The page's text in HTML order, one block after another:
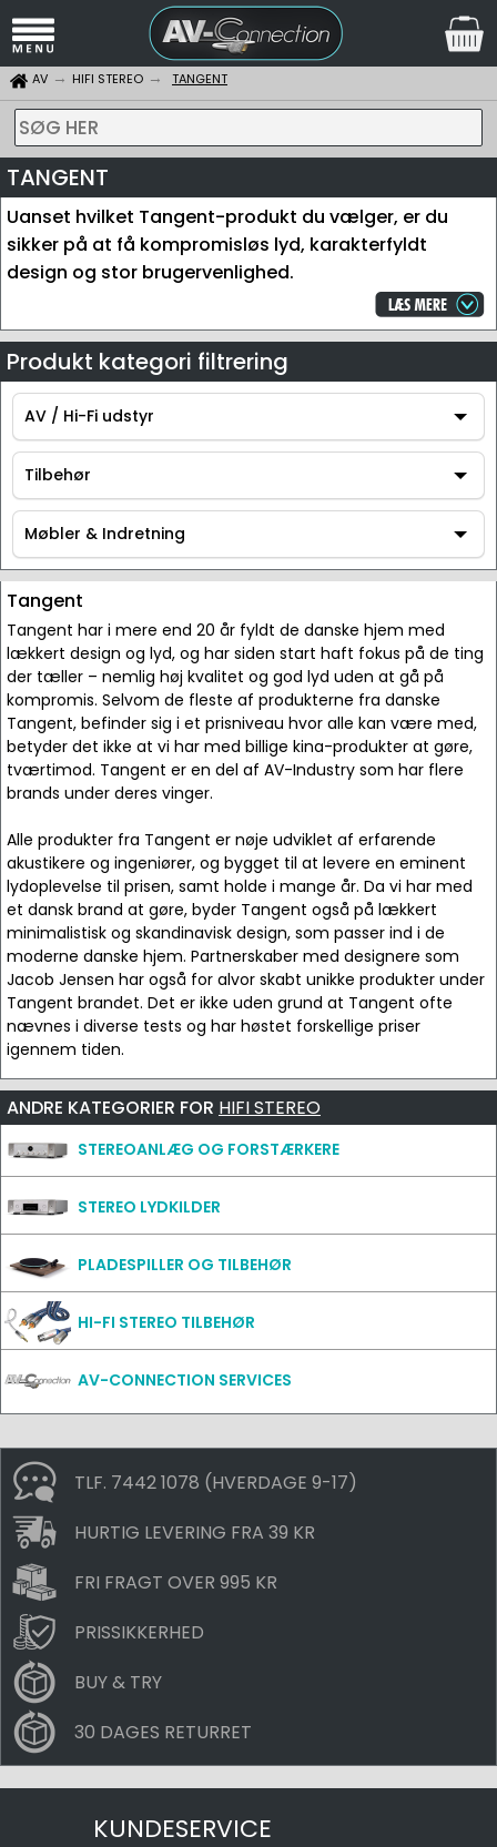
AV HIFI STEREO TANGENT
SØG HER
TANGENT
Uanset hvilket Tangent-produkt du vælger, er du
sikker på at få kompromisløs lyd, karakterfyldt
design og stor brugervenlighed.
Produkt kategori filtrering
AV / Hi-Fi udstyr
AV / Hi-Fi udstyr
Tilbehør
Tilbehør
Møbler & Indretning
Møbler & Indretning
Tangent
Tangent har i mere end 20 år fyldt de danske hjem med
lækkert design og lyd, og har siden start haft fokus på de ting
der tæller – nemlig høj kvalitet og god lyd uden at gå på
kompromis. Selvom de fleste af produkterne fra danske
Tangent, befinder sig i et prisniveau hvor alle kan være med,
betyder det ikke at vi har med billige kina-produkter at gøre,
tværtimod. Tangent er en del af AV-Industry som har flere
brands under deres vinger.
Alle produkter fra Tangent er nøje udviklet af erfarende
akustikere og ingeniører, og bygget til at levere en eminent
lydoplevelse til prisen, samt holde i mange år. Da vi har med
et dansk brand at gøre, byder Tangent også på lækkert
minimalistisk og skandinavisk design, som passer ind i de
moderne danske hjem. Partnerskaber med designere som
Jacob Jensen har også for alvor skabt unikke produkter under
Tangent brandet. Det er ikke uden grund at Tangent ofte
nævnes i diverse tests og har høstet forskellige priser
igennem tiden.
ANDRE KATEGORIER FOR HIFI STEREO
STEREOANLÆG OG FORSTÆRKERE
STEREO LYDKILDER
PLADESPILLER OG TILBEHØR
HI-FI STEREO TILBEHØR
AV-CONNECTION SERVICES
TLF. 7442 1078 (HVERDAGE 9-17)
HURTIG LEVERING FRA 39 KR
FRI FRAGT OVER 995 KR
PRISSIKKERHED
BUY & TRY
30 DAGES RETURRET
KUNDESERVICE